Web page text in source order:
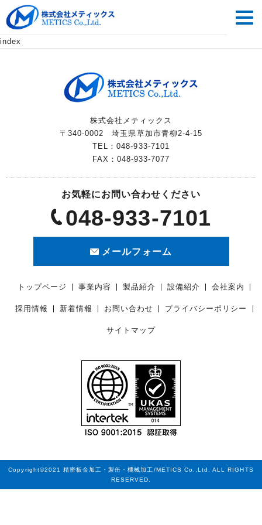
index
株式会社メティックス
〒340-0002 埼玉県草加市青柳2-4-15
TEL：048-933-7101
FAX：048-933-7077
お気軽にお問い合わせください
048-933-7101
メールフォーム
トップページ 事業内容 製品紹介 設備紹介 会社案内
採用情報 新着情報 お問い合わせ プライバシーポリシー
サイトマップ
Copyright©2021 精密板金加工・製缶・機械加工/METICS Co.,Ltd. ALL RIGHTS
RESERVED.